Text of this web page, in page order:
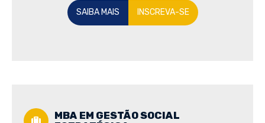
SAIBA MAIS INSCREVA-SE
MBA EM GESTÃO SOCIAL